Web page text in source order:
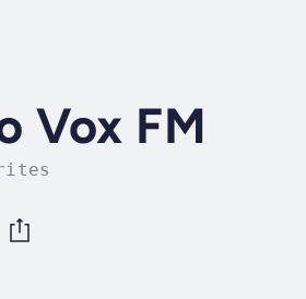
Vox FM